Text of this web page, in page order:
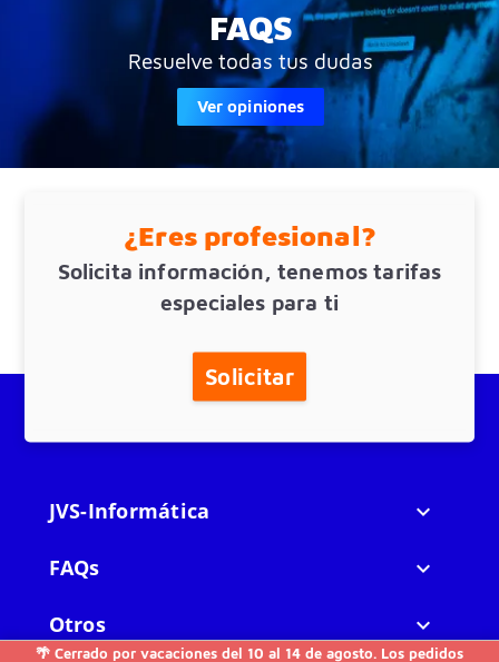
🌴 Cerrado por vacaciones del 10 al 14 de agosto. Los pedidos
FAQS
Resuelve todas tus dudas
Ver opiniones
¿Eres profesional?
Solicita información, tenemos tarifas
especiales para ti
Solicitar
JVS-Informática 
FAQs 
Otros 